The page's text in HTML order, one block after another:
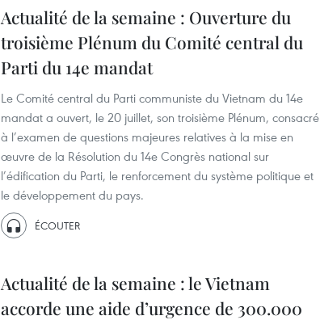
Actualité de la semaine : Ouverture du
troisième Plénum du Comité central du
Parti du 14e mandat
Le Comité central du Parti communiste du Vietnam du 14e
mandat a ouvert, le 20 juillet, son troisième Plénum, consacré
à l’examen de questions majeures relatives à la mise en
œuvre de la Résolution du 14e Congrès national sur
l’édification du Parti, le renforcement du système politique et
le développement du pays.
ÉCOUTER
Actualité de la semaine : le Vietnam
accorde une aide d’urgence de 300.000